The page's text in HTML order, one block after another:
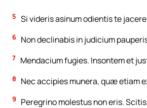
5 Si videris asinum odientis te
6 Non declinabis in judicium
7 Mendacium fugies. Insontem et
8 Nec accipies munera, quæ etiam
9 Peregrino molestus non eris.